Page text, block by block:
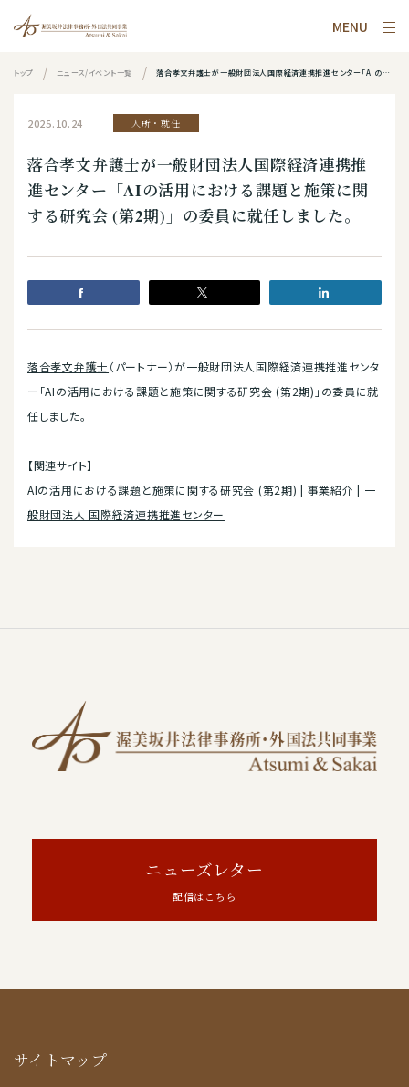
MENU
トップ ニュース/イベント一覧 落合孝文弁護士が一般財団法人国際経済連携推進センター「AIの活用における課題と施策に関する研究会 (第2期)」の委員に就任しました。
2025.10.24 入所・就任
落合孝文弁護士が一般財団法人国際経済連携推
進センター「AIの活用における課題と施策に関
する研究会 (第2期)」の委員に就任しました。
落合孝文弁護士 （パートナー）が一般財団法人国際経済連携推進センタ
ー「AIの活用における課題と施策に関する研究会 (第2期)」の委員に就
任しました。
【関連サイト】
AIの活用における課題と施策に関する研究会 (第2期) | 事業紹介 | 一
般財団法人 国際経済連携推進センター
ニューズレター
配信はこちら
サイトマップ